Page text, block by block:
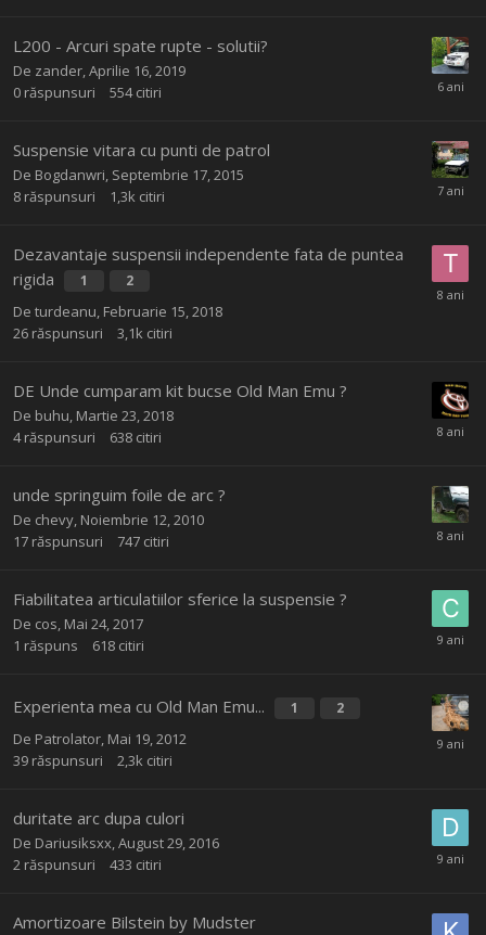
L200 - Arcuri spate rupte - solutii?
De zander Aprilie 16, 2019
0 răspunsuri 554 citiri
Suspensie vitara cu punti de patrol
De Bogdanwri Septembrie 17, 2015
8 răspunsuri 1,3k citiri
Dezavantaje suspensii independente fata de puntea
rigida
1 2
De turdeanu Februarie 15, 2018
26 răspunsuri 3,1k citiri
DE Unde cumparam kit bucse Old Man Emu ?
De buhu Martie 23, 2018
4 răspunsuri 638 citiri
unde springuim foile de arc ?
De chevy Noiembrie 12, 2010
17 răspunsuri 747 citiri
Fiabilitatea articulatiilor sferice la suspensie ?
De cos Mai 24, 2017
1 răspuns 618 citiri
Experienta mea cu Old Man Emu... 1 2
De Patrolator Mai 19, 2012
39 răspunsuri 2,3k citiri
duritate arc dupa culori
De Dariusiksxx August 29, 2016
2 răspunsuri 433 citiri
Amortizoare Bilstein by Mudster